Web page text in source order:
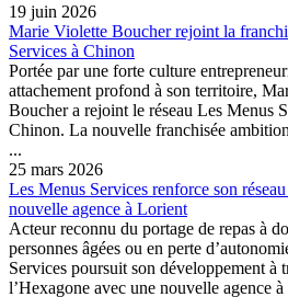
19 juin 2026
Marie Violette Boucher rejoint la
Services à Chinon
Portée par une forte culture
attachement profond à son territoire,
Boucher a rejoint le réseau Les Menus
Chinon. La nouvelle franchisée
...
25 mars 2026
Les Menus Services renforce son
nouvelle agence à Lorient
Acteur reconnu du portage de repas à
personnes âgées ou en perte
Services poursuit son développement à
l’Hexagone avec une nouvelle agence